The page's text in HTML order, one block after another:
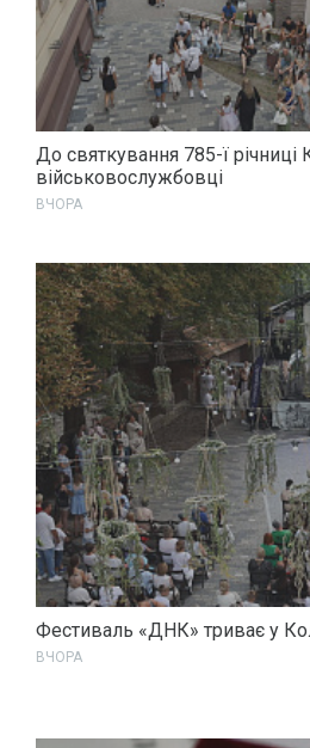
До святкування 785-ї
військовослужбовці
ВЧОРА
Фестиваль «ДНК» триває у
ВЧОРА